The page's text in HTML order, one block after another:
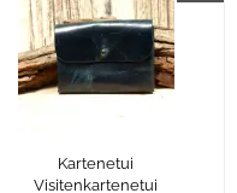
Kartenetui
Visitenkartenetui